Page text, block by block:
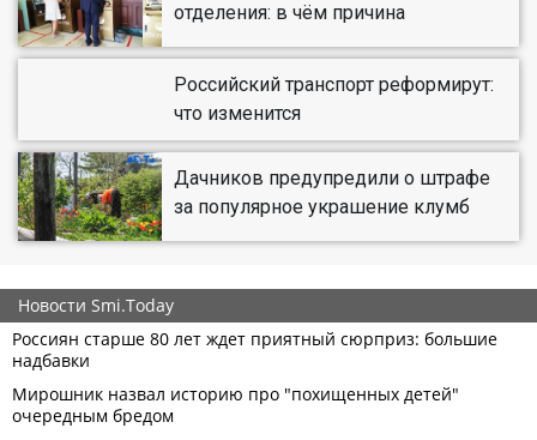
отделения: в чём причина
Российский транспорт реформирут:
что изменится
Дачников предупредили о штрафе
за популярное украшение клумб